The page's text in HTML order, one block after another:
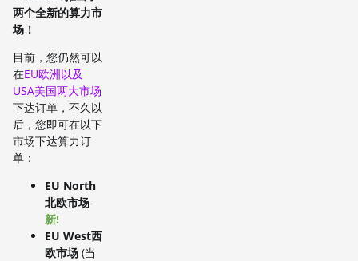
两个全新的算力市
场！
目前，您仍然可以
在EU欧洲以及
USA美国两大市场
下达订单，不久以
后，您即可在以下
市场下达算力订
单：
EU North
北欧市场 -
新!
EU West西
欧市场 (当